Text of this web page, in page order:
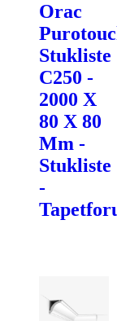
Orac
Stukliste
C250 -
2000 X
80 X 80
Mm -
Stukliste
-